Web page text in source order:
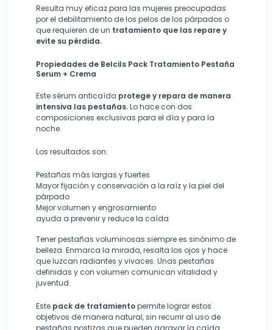
Resulta muy eficaz para las mujeres preocupadas
por el debilitamiento de los pelos de los párpados o
que requieren de un tratamiento que las repare y
evite su pérdida.
Propiedades de Belcils Pack Tratamiento Pestaña
Serum + Crema
Este sérum anticaída protege y repara de manera
intensiva las pestañas.Lo hace con dos
composiciones exclusivas para el día y para la
noche.
Los resultados son:
Pestañas más largas y fuertes
Mayor fijación y conservación a la raíz y la piel del
párpado
Mejor volumen y engrosamiento
ayuda a prevenir y reduce la caída
Tener pestañas voluminosas siempre es sinónimo de
belleza. Enmarca la mirada, resalta los ojos y hace
que luzcan radiantes y vivaces. Unas pestañas
definidas y con volumen comunican vitalidad y
juventud.
Este pack de tratamientopermite lograr estos
objetivos de manera natural, sin recurrir al uso de